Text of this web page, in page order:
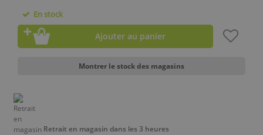
En stock
Ajouter au panier
Montrer le stock des magasins
Retrait en magasin dans les 3 heures